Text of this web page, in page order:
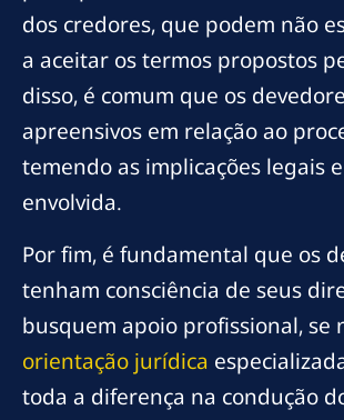
dos credores, que podem não
a aceitar os termos propostos
disso, é comum que os
apreensivos em relação ao
temendo as implicações legais
envolvida.
Por fim, é fundamental que os
tenham consciência de seus
busquem apoio profissional, se
orientação jurídica
toda a diferença na condução